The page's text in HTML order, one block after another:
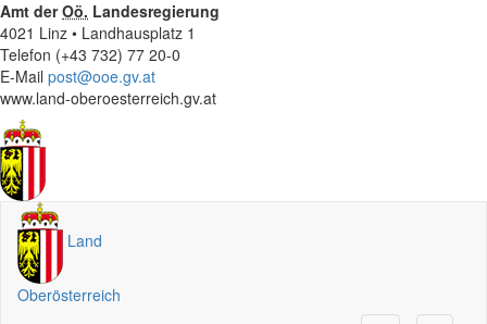
Amt derOö. Landesregierung
4021 Linz • Landhausplatz 1
Telefon (+43 732) 77 20-0
E-Mail post@ooe.gv.at
www.land-oberoesterreich.gv.at
Land
Oberösterreich